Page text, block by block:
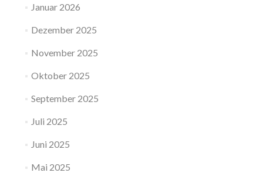
Januar 2026
Dezember 2025
November 2025
Oktober 2025
September 2025
Juli 2025
Juni 2025
Mai 2025